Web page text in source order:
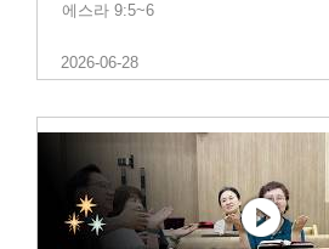
에스라 9:5~6
2026-06-28